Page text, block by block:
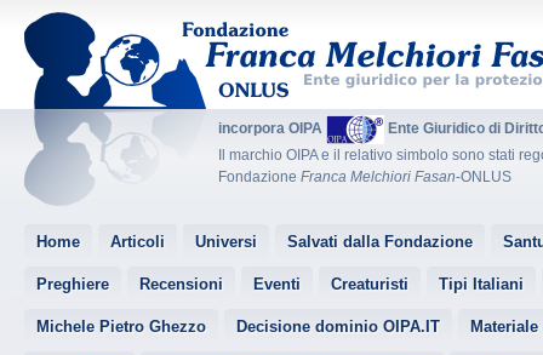
incorpora OIPA
Ente Giuridico di
Il marchio OIPA e il relativo simbolo sono stati
Fondazione Franca Melchiori Fasan-ONLUS
Home Articoli Universi Salvati dalla Fondazione
Preghiere Recensioni Eventi Creaturisti Tipi Italiani
Michele Pietro Ghezzo Decisione dominio OIPA.IT Materiale